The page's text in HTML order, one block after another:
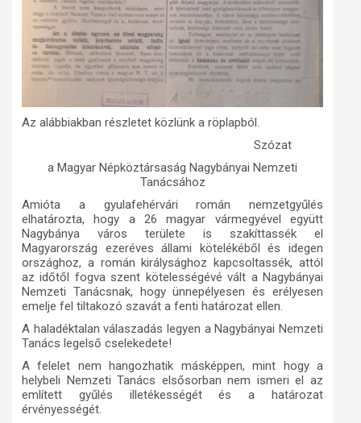
Az alábbiakban részletet közlünk a röplapból.
Szózat
a Magyar Népköztársaság Nagybányai Nemzeti
Tanácsához
Amióta a gyulafehérvári román nemzetgyűlés
elhatározta, hogy a 26 magyar vármegyével együtt
Nagybánya város területe is szakíttassék el
Magyarország ezeréves állami kötelékéből és idegen
országhoz, a román királysághoz kapcsoltassék, attól
az időtől fogva szent kötelességévé vált a Nagybányai
Nemzeti Tanácsnak, hogy ünnepélyesen és erélyesen
emelje fel tiltakozó szavát a fenti határozat ellen.
A haladéktalan válaszadás legyen a Nagybányai Nemzeti
Tanács legelső cselekedete!
A felelet nem hangozhatik másképpen, mint hogy a
helybeli Nemzeti Tanács elsősorban nem ismeri el az
említett gyűlés illetékességét és a határozat
érvényességét.